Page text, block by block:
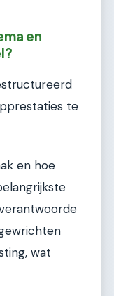
en
te
en hoe
wat